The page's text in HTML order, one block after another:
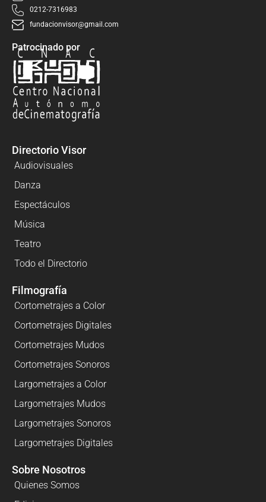
0212-7316983
fundacionvisor@gmail.com
Patrocinado por
Directorio Visor
Audiovisuales
Danza
Espectáculos
Música
Teatro
Todo el Directorio
Filmografía
Cortometrajes a Color
Cortometrajes Digitales
Cortometrajes Mudos
Cortometrajes Sonoros
Largometrajes a Color
Largometrajes Mudos
Largometrajes Sonoros
Largometrajes Digitales
Sobre Nosotros
Quienes Somos